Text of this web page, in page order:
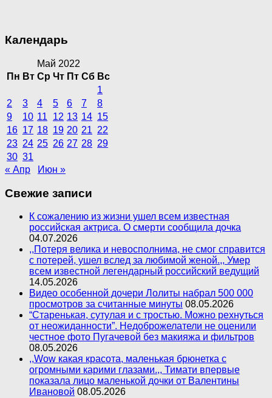
Календарь
Май 2022
Пн Вт Ср Чт Пт Сб Вс
1
2
3 4 5 6 7
8
9
10 11 12 13 14 15
16 17 18 19 20 21 22
23 24 25 26 27 28 29
30 31
« Апр
Июн »
Свежие записи
К сожалению из жизни ушел всем известная
российская актриса. О смерти сообщила дочка
04.07.2026
,,Потеря велика и невосполнима, не смог справится
с потерей, ушел вслед за любимой женой.,, Умер
всем известной легендарный российский ведущий
14.05.2026
Видео особенной дочери Лолиты набрал 500 000
просмотров за считанные минуты 08.05.2026
“Старенькая, сутулая и с тростью. Можно рехнуться
от неожиданности”. Недоброжелатели не оценили
честное фото Пугачевой без макияжа и фильтров
08.05.2026
,,Wow какая красота, маленькая брюнетка с
огромными карими глазами.,, Тимати впервые
показала лицо маленькой дочки от Валентины
Ивановой 08.05.2026